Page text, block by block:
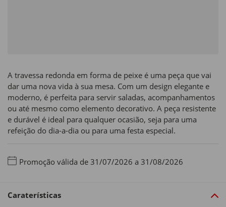
A travessa redonda em forma de peixe é uma peça que vai
dar uma nova vida à sua mesa. Com um design elegante e
moderno, é perfeita para servir saladas, acompanhamentos
ou até mesmo como elemento decorativo. A peça resistente
e durável é ideal para qualquer ocasião, seja para uma
refeição do dia-a-dia ou para uma festa especial.
Promoção válida de 31/07/2026 a 31/08/2026
Caraterísticas